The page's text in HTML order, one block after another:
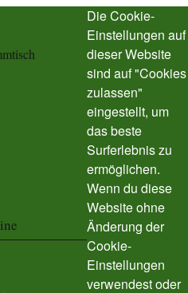
Die Cookie-
Einstellungen auf
dieser Website
sind auf "Cookies
zulassen"
eingestellt, um
das beste
Surferlebnis zu
ermöglichen.
Wenn du diese
Website ohne
Änderung der
Cookie-
Einstellungen
verwendest oder